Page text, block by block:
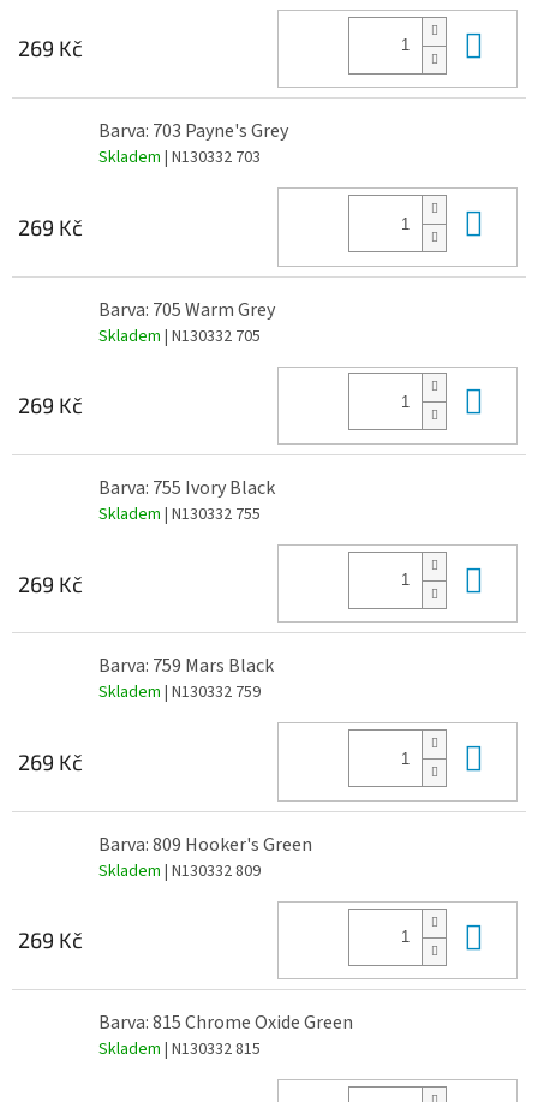
269 Kč
Barva: 703 Payne's Grey
Skladem | N130332 703
269 Kč
Barva: 705 Warm Grey
Skladem | N130332 705
269 Kč
Barva: 755 Ivory Black
Skladem | N130332 755
269 Kč
Barva: 759 Mars Black
Skladem | N130332 759
269 Kč
Barva: 809 Hooker's Green
Skladem | N130332 809
269 Kč
Barva: 815 Chrome Oxide Green
Skladem | N130332 815